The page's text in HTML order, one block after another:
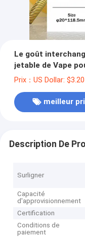
Le goût
jetable de Vape
Prix：US Dollar:
meilleur
Description De
Surligner
Capacité
d'approvisionnement
Certification
Conditions de
paiement